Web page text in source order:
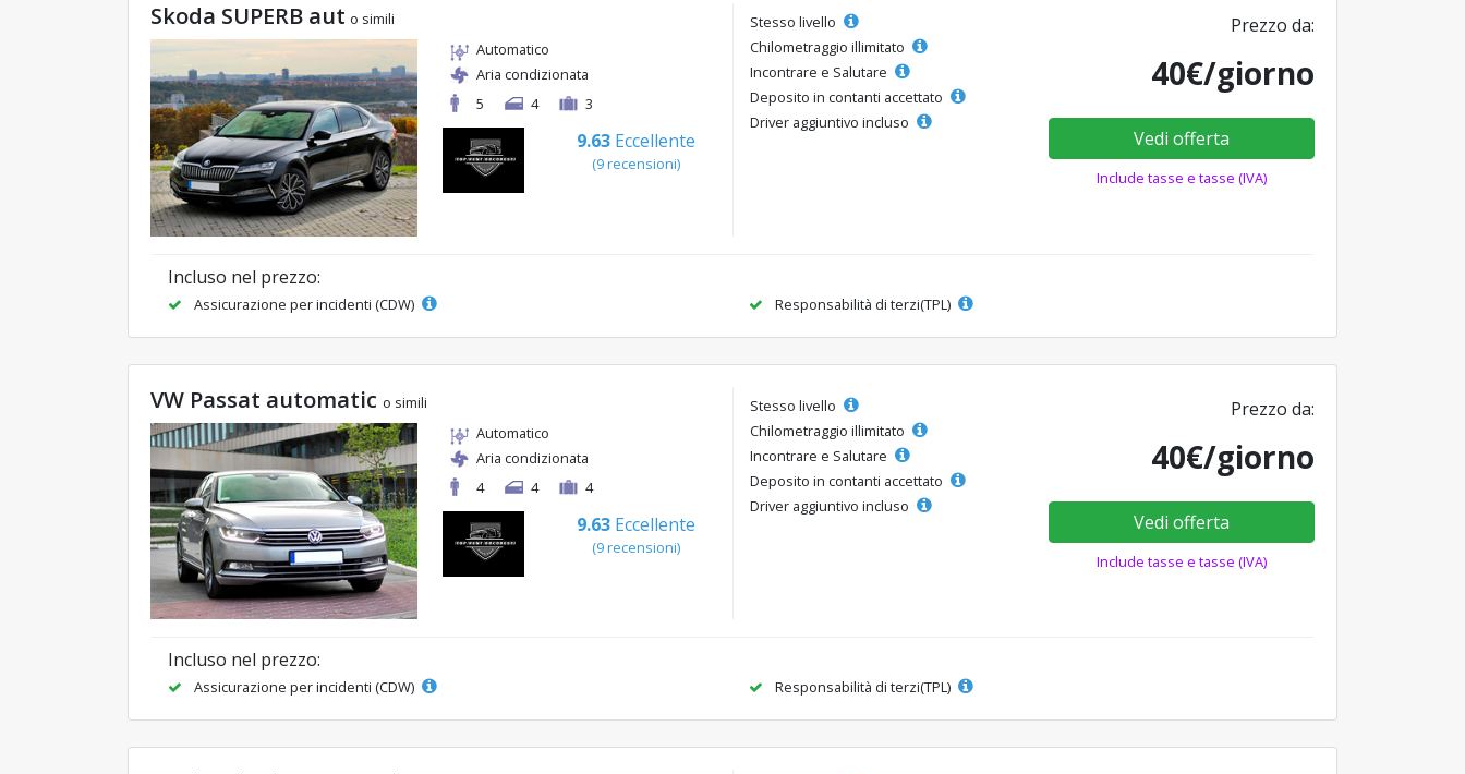
Skoda SUPERB aut o simili
Automatico
Aria condizionata
5
4 3
9.63 Eccellente
(9 recensioni)
Stesso livello
Chilometraggio illimitato
Incontrare e Salutare
Deposito in contanti accettato
Driver aggiuntivo incluso
Prezzo da:
40€/giorno
Vedi offerta
Include tasse e tasse (IVA)
Incluso nel prezzo:
Assicurazione per incidenti (CDW) Responsabilità di terzi(TPL)
VW Passat automatic o simili
Automatico
Aria condizionata
4
4 4
9.63 Eccellente
(9 recensioni)
Stesso livello
Chilometraggio illimitato
Incontrare e Salutare
Deposito in contanti accettato
Driver aggiuntivo incluso
Prezzo da:
40€/giorno
Vedi offerta
Include tasse e tasse (IVA)
Incluso nel prezzo:
Assicurazione per incidenti (CDW) Responsabilità di terzi(TPL)